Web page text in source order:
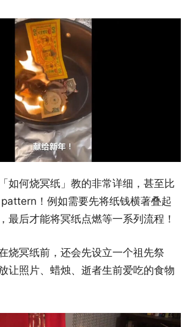
如何烧冥纸」教的非常详细，甚至比
！例如需要先将纸钱横著叠起
最后才能将冥纸点燃等一系列流程！
烧冥纸前，还会先设立一个祖先祭
让照片、蜡烛、逝者生前爱吃的食物